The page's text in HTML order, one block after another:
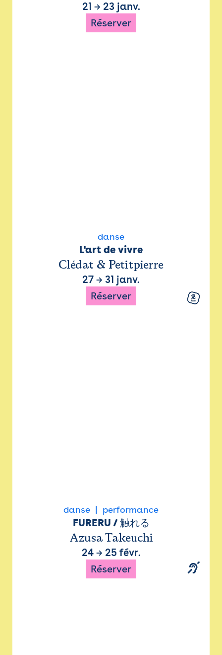
21 → 23 janv.
Réserver
danse
L'art de vivre
Clédat & Petitpierre
27 → 31 janv.
Réserver
danse performance
FURERU / 触れる
Azusa Takeuchi
24→ 25 févr.
Réserver